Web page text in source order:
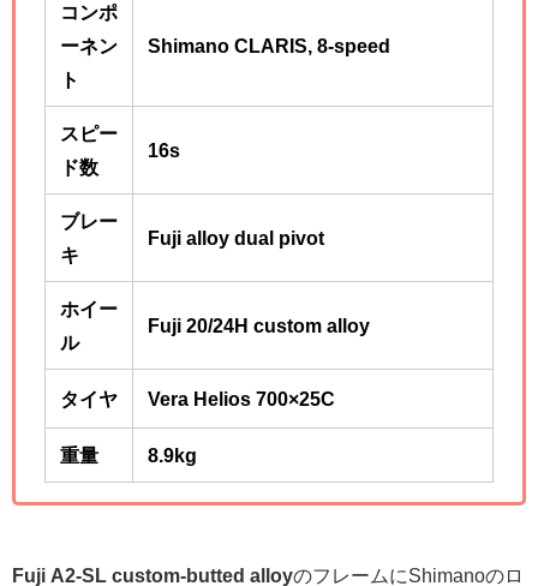
コンポ
ーネン
ト
Shimano CLARIS, 8-speed
スピー
ド数
16s
ブレー
キ
Fuji alloy dual pivot
ホイー
ル
Fuji 20/24H custom alloy
タイヤ Vera Helios 700×25C
重量 8.9kg
Fuji A2-SL custom-butted alloyのフレームにShimanoのロ